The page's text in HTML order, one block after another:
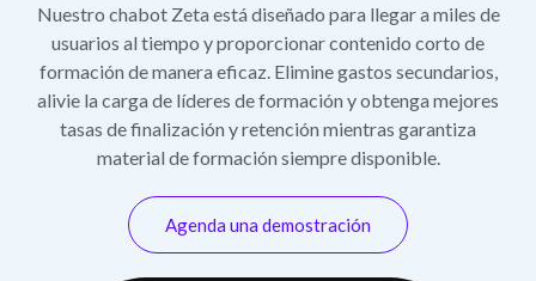
Nuestro chabot Zeta está diseñado para llegar a miles de
usuarios al tiempo y proporcionar contenido corto de
formación de manera eficaz. Elimine gastos secundarios,
alivie la carga de líderes de formación y obtenga mejores
tasas de finalización y retención mientras garantiza
material de formación siempre disponible.
Agenda una demostración